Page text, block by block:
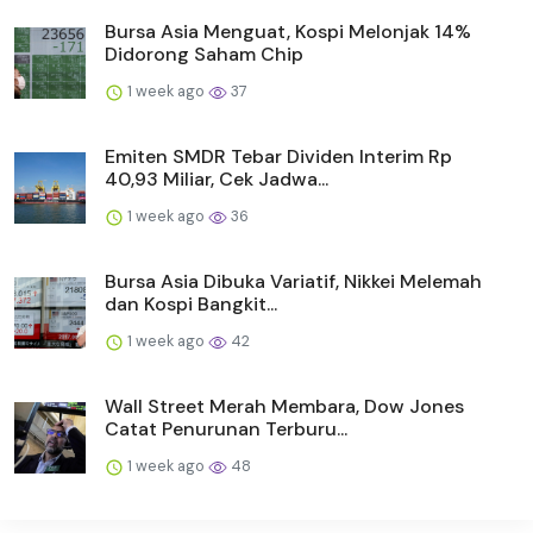
Bursa Asia Menguat, Kospi Melonjak 14%
Didorong Saham Chip
1 week ago 37
Emiten SMDR Tebar Dividen Interim Rp
40,93 Miliar, Cek Jadwa...
1 week ago 36
Bursa Asia Dibuka Variatif, Nikkei Melemah
dan Kospi Bangkit...
1 week ago 42
Wall Street Merah Membara, Dow Jones
Catat Penurunan Terburu...
1 week ago 48